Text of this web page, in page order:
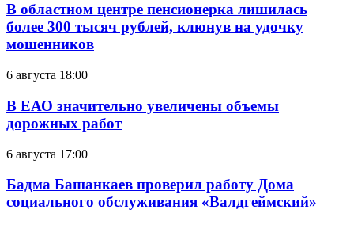
В областном центре пенсионерка лишилась
более 300 тысяч рублей, клюнув на удочку
мошенников
6 августа 18:00
В ЕАО значительно увеличены объемы
дорожных работ
6 августа 17:00
Бадма Башанкаев проверил работу Дома
социального обслуживания «Валдгеймский»